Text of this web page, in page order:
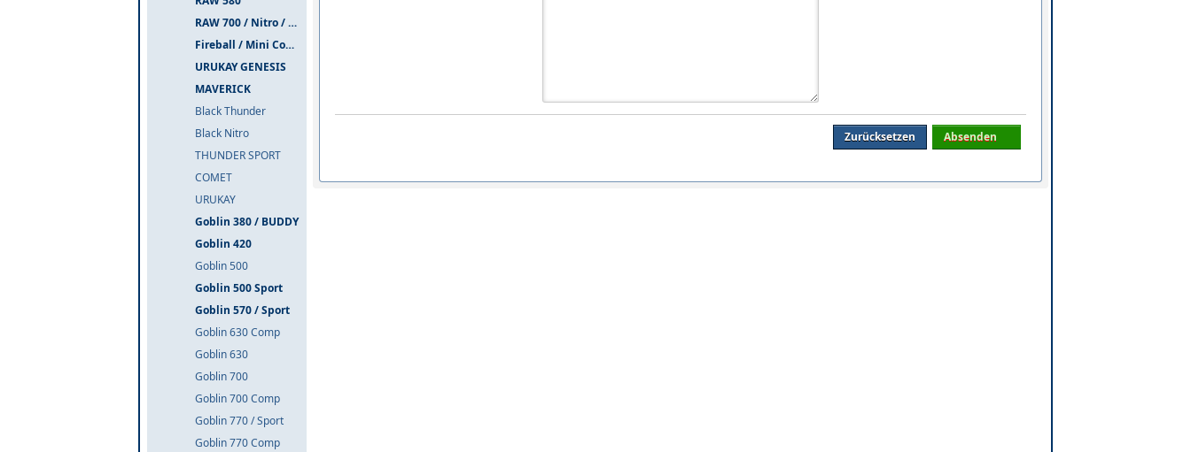
RAW 700 / Nitro / PIUMA
Fireball / Mini Comet
URUKAY GENESIS
MAVERICK
Black Thunder
Black Nitro
THUNDER SPORT
COMET
URUKAY
Goblin 380 / BUDDY
Goblin 420
Goblin 500
Goblin 500 Sport
Goblin 570 / Sport
Goblin 630 Comp
Goblin 630
Goblin 700
Goblin 700 Comp
Goblin 770 / Sport
Goblin 770 Comp
Zurücksetzen Absenden